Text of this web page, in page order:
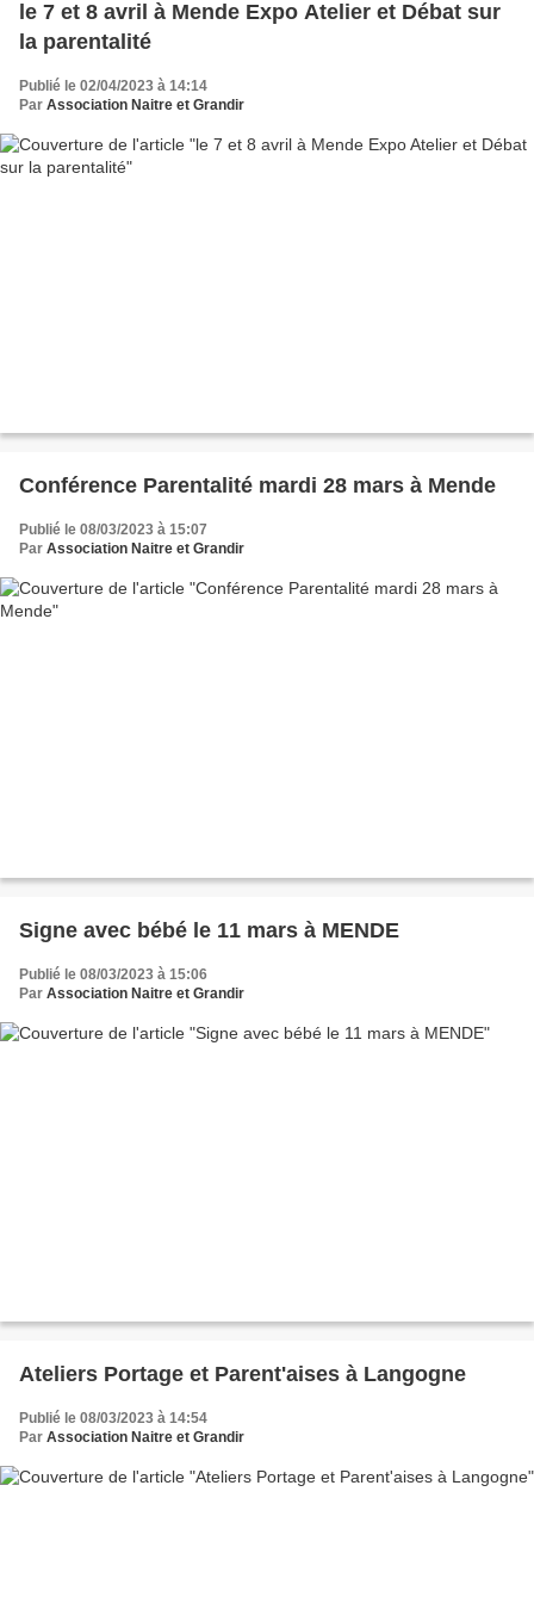
le 7 et 8 avril à Mende Expo Atelier et Débat sur
la parentalité
Publié le 02/04/2023 à 14:14
Par Association Naitre et Grandir
Conférence Parentalité mardi 28 mars à Mende
Publié le 08/03/2023 à 15:07
Par Association Naitre et Grandir
Signe avec bébé le 11 mars à MENDE
Publié le 08/03/2023 à 15:06
Par Association Naitre et Grandir
Ateliers Portage et Parent'aises à Langogne
Publié le 08/03/2023 à 14:54
Par Association Naitre et Grandir